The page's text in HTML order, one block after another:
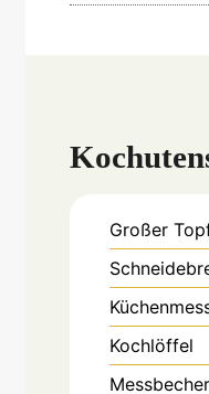
Großer
Kochlöffel
Messbecher